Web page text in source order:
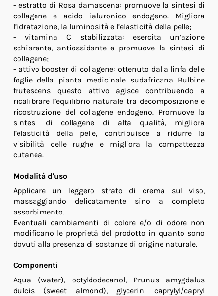
- estratto di Rosa damascena: promuove la sintesi di
collagene e acido ialuronico endogeno. Migliora
l’idratazione, la luminosità e l’elasticità della pelle;
- vitamina C stabilizzata: esercita un’azione
schiarente, antiossidante e promuove la sintesi di
collagene;
- attivo booster di collagene: ottenuto dalla linfa delle
foglie della pianta medicinale sudafricana Bulbine
frutescens questo attivo agisce contribuendo a
ricalibrare l’equilibrio naturale tra decomposizione e
ricostruzione del collagene endogeno. Promuove la
sintesi di collagene di alta qualità, migliora
l’elasticità della pelle, contribuisce a ridurre la
visibilità delle rughe e migliora la compattezza
cutanea.
Modalità d'uso
Applicare un leggero strato di crema sul viso,
massaggiando delicatamente sino a completo
assorbimento.
Eventuali cambiamenti di colore e/o di odore non
modificano le proprietà del prodotto in quanto sono
dovuti alla presenza di sostanze di origine naturale.
Componenti
Aqua (water), octyldodecanol, Prunus amygdalus
dulcis (sweet almond), glycerin, caprylyl/capryl